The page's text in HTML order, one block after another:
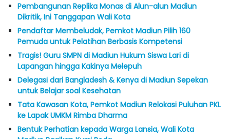
Pembangunan Replika Monas di Alun-alun Madiun
Dikritik, Ini Tanggapan Wali Kota
Pendaftar Membeludak, Pemkot Madiun Pilih 160
Pemuda untuk Pelatihan Berbasis Kompetensi
Tragis! Guru SMPN di Madiun Hukum Siswa Lari di
Lapangan hingga Kakinya Melepuh
Delegasi dari Bangladesh & Kenya di Madiun Sepekan
untuk Belajar soal Kesehatan
Tata Kawasan Kota, Pemkot Madiun Relokasi Puluhan PKL
ke Lapak UMKM Rimba Dharma
Bentuk Perhatian kepada Warga Lansia, Wali Kota